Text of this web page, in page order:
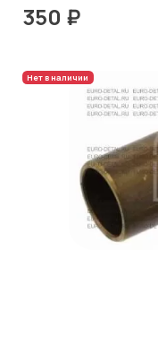
350 ₽
Нет в наличии